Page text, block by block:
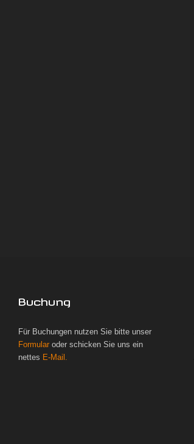
Buchung
Für Buchungen nutzen Sie bitte unser
Formular oder schicken Sie uns ein
nettes E-Mail.